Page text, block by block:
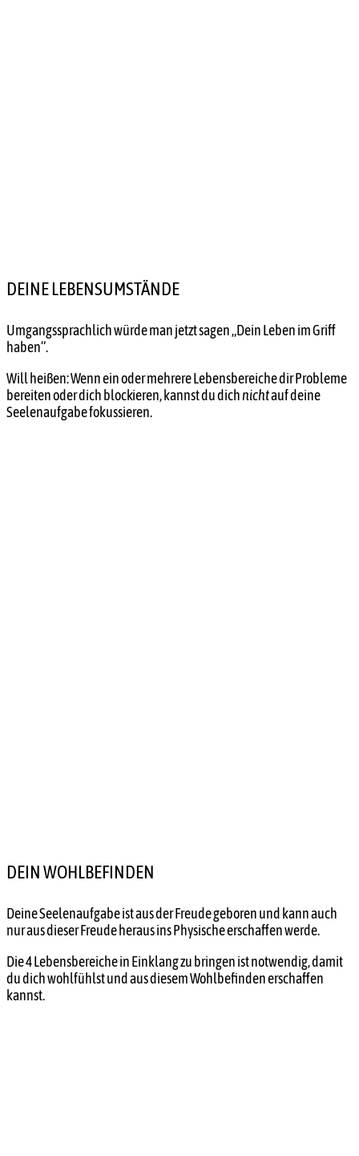
DEINE LEBENSUMSTÄNDE
Umgangssprachlich würde man jetzt sagen „Dein Leben im Griff
haben“.
Will heißen: Wenn ein oder mehrere Lebensbereiche dir Probleme
bereiten oder dich blockieren, kannst du dichnichtauf deine
Seelenaufgabe fokussieren.
DEIN WOHLBEFINDEN
Deine Seelenaufgabe ist aus der Freude geboren und kann auch
nur aus dieser Freude heraus ins Physische erschaffen werde.
Die 4 Lebensbereiche in Einklang zu bringen ist notwendig, damit
du dich wohlfühlst und aus diesem Wohlbefinden erschaffen
kannst.